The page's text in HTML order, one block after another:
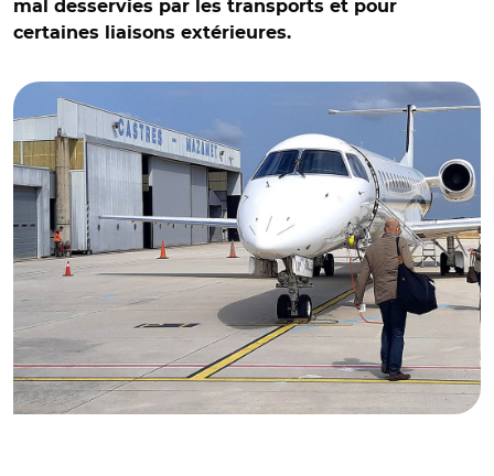
mal desservies par les transports et pour
certaines liaisons extérieures.